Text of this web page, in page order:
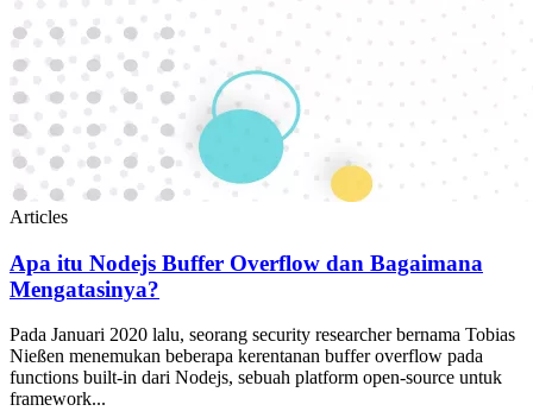
Articles
Apa itu Nodejs Buffer Overflow dan Bagaimana
Mengatasinya?
Pada Januari 2020 lalu, seorang security researcher bernama Tobias
Nießen menemukan beberapa kerentanan buffer overflow pada
functions built-in dari Nodejs, sebuah platform open-source untuk
framework...